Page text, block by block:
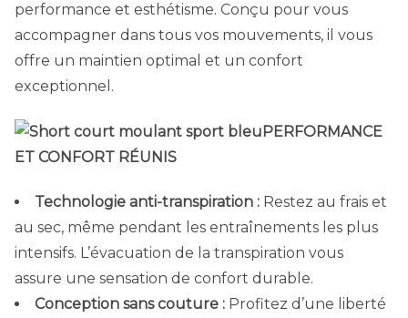
performance et esthétisme. Conçu pour vous
accompagner dans tous vos mouvements, il vous
offre un maintien optimal et un confort
exceptionnel.
PERFORMANCE
ET CONFORT RÉUNIS
Technologie anti-transpiration : Restez au frais et
au sec, même pendant les entraînements les plus
intensifs. L’évacuation de la transpiration vous
assure une sensation de confort durable.
Conception sans couture : Profitez d’une liberté